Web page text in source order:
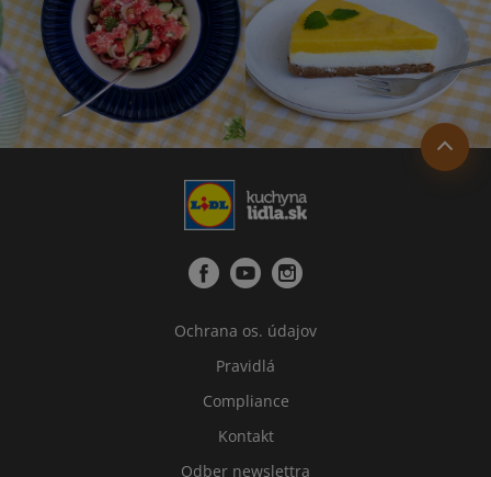
Ochrana os. údajov
Pravidlá
Compliance
Kontakt
Odber newslettra